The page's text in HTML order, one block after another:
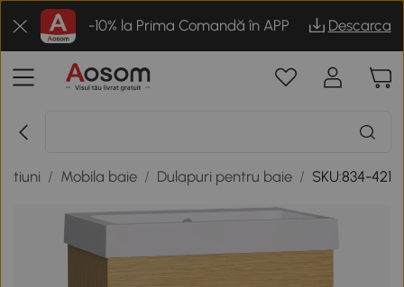
-10% la Prima Comandă în APP Descarca
/ Mobila baie / Dulapuri pentru baie / SKU:834-421